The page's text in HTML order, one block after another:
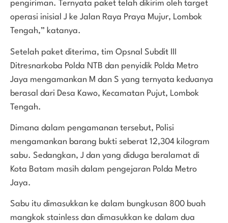
pengiriman. Ternyata paket telah dikirim oleh target
operasi inisial J ke Jalan Raya Praya Mujur, Lombok
Tengah,” katanya.
Setelah paket diterima, tim Opsnal Subdit III
Ditresnarkoba Polda NTB dan penyidik Polda Metro
Jaya mengamankan M dan S yang ternyata keduanya
berasal dari Desa Kawo, Kecamatan Pujut, Lombok
Tengah.
Dimana dalam pengamanan tersebut, Polisi
mengamankan barang bukti seberat 12,304 kilogram
sabu. Sedangkan, J dan yang diduga beralamat di
Kota Batam masih dalam pengejaran Polda Metro
Jaya.
Sabu itu dimasukkan ke dalam bungkusan 800 buah
mangkok stainless dan dimasukkan ke dalam dua